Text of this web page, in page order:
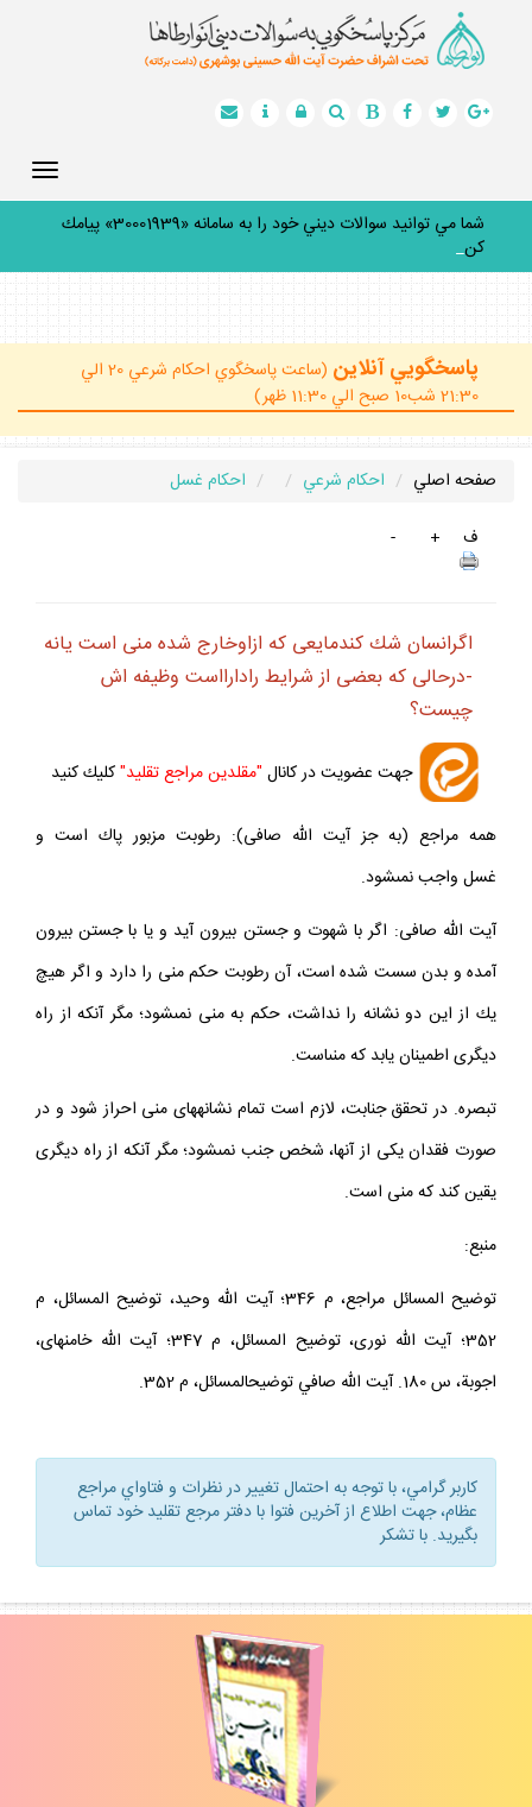
شما مي توانيد سوالات ديني خود را به سامانه «30001939» پيامك
كنيد.
پاسخگويي آنلاين
(ساعت پاسخگوي احكام شرعي 20 الي
21:30 شب10 صبح الي 11:30 ظهر)
صفحه اصلي احكام شرعي
احكام غسل
ف
+
-
اگرانسان شك كندمايعى كه ازاوخارج شده منى است يانه
-درحالى كه بعضى از شرايط رادارااست وظيفه‏ اش
چيست؟
جهت عضويت در كانال "مقلدين مراجع تقليد"كليك كنيد
همه مراجع (به جز آيت الله صافى): رطوبت مزبور پاك است و
غسل واجب نمى‏شود.
آيت الله صافى: اگر با شهوت و جستن بيرون آيد و يا با جستن بيرون
آمده و بدن سست شده است، آن رطوبت حكم منى را دارد و اگر هيچ
يك از اين دو نشانه را نداشت، حكم به منى نمى‏شود؛ مگر آنكه از راه
ديگرى اطمينان يابد كه منىاست.
تبصره. در تحقق جنابت، لازم است تمام نشانه‏هاى منى احراز شود و در
صورت فقدان يكى از آنها، شخص جنب نمى‏شود؛ مگر آنكه از راه ديگرى
يقين كند كه منى است.
منبع:
توضيح المسائل مراجع، م 346؛ آيت الله وحيد، توضيح المسائل، م
352؛ آيت الله نورى، توضيح المسائل، م 347؛ آيت الله خامنه‏اى،
اجوبة، س 180. آيت الله صافي توضيح‏المسائل، م 352.
كاربر گرامي، با توجه به احتمال تغيير در نظرات و فتاواي مراجع
عظام، جهت اطلاع از آخرين فتوا با دفتر مرجع تقليد خود تماس
بگيريد. با تشكر